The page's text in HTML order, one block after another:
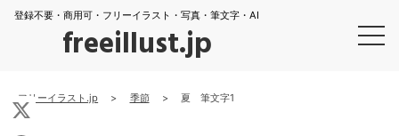
登録不要・商用可・フリーイラスト・写真・筆文字・AI
freeillust.jp
フリーイラスト.jp > 季節 > 夏 筆文字1